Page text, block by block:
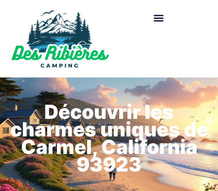
Découvrir les
charmes uniques de
Carmel, California
93923